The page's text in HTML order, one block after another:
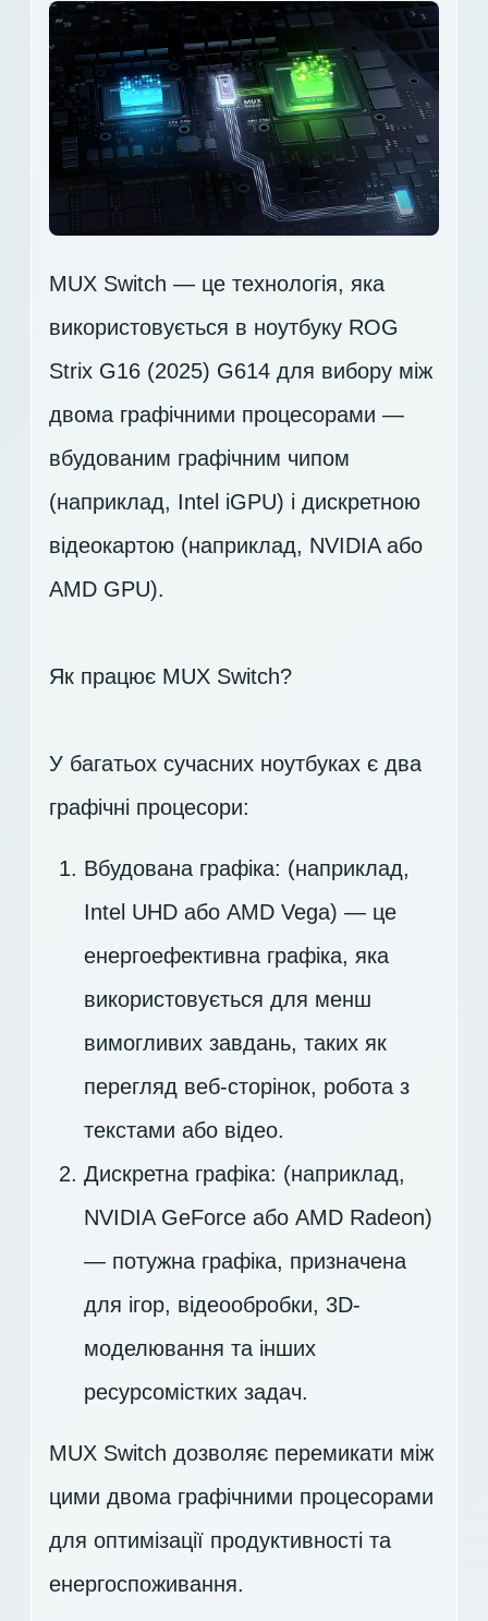
MUX Switch — це технологія, яка
використовується в ноутбуку ROG
Strix G16 (2025) G614 для вибору між
двома графічними процесорами —
вбудованим графічним чипом
(наприклад, Intel iGPU) і дискретною
відеокартою (наприклад, NVIDIA або
AMD GPU).
Як працює MUX Switch?
У багатьох сучасних ноутбуках є два
графічні процесори:
Вбудована графіка: (наприклад,
Intel UHD або AMD Vega) — це
енергоефективна графіка, яка
використовується для менш
вимогливих завдань, таких як
перегляд веб-сторінок, робота з
текстами або відео.
Дискретна графіка: (наприклад,
NVIDIA GeForce або AMD Radeon)
— потужна графіка, призначена
для ігор, відеообробки, 3D-
моделювання та інших
ресурсомістких задач.
MUX Switch дозволяє перемикати між
цими двома графічними процесорами
для оптимізації продуктивності та
енергоспоживання.